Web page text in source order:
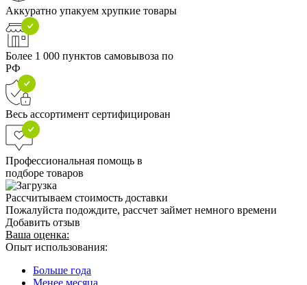
Аккуратно упакуем хрупкие товары
Более 1 000 пунктов самовывоза по
РФ
Весь ассортимент сертифицирован
Профессиональная помощь в
подборе товаров
Рассчитываем стоимость доставки
Пожалуйста подождите, рассчет займет немного времени
Добавить отзыв
Ваша оценка:
Опыт использования:
Больше года
Менее месяца